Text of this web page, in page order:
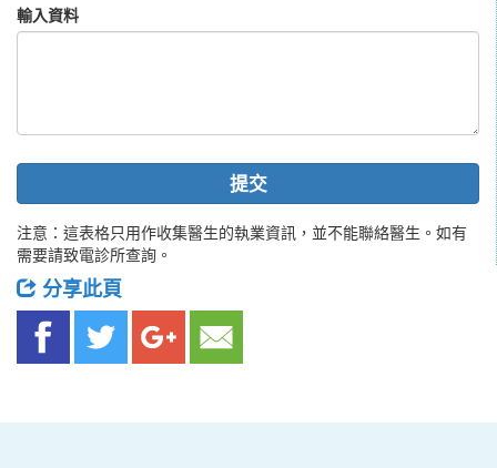
輸入資料
提交
注意：這表格只用作收集醫生的執業資訊，並不能聯絡醫生。如有
需要請致電診所查詢。
分享此頁